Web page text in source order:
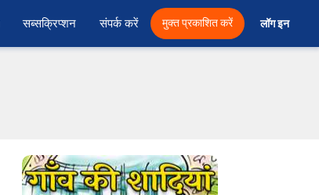
सब्सक्रिप्शन संपर्क करें मुक्त प्रकाशित करें लॉग इन